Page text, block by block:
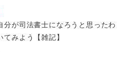
分が司法書士になろうと思ったわ
てみよう【雑記】